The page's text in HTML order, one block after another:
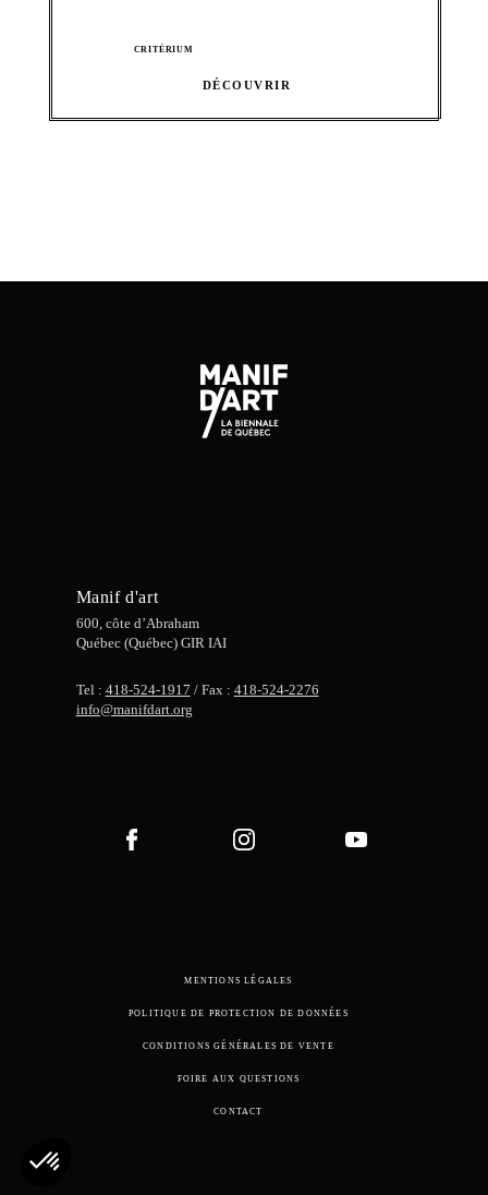
CRITÉRIUM
DÉCOUVRIR
Manif d'art
600, côte d’Abraham
Québec (Québec) GIR IAI
Tel : 418-524-1917 / Fax : 418-524-2276
info@manifdart.org
MENTIONS LÉGALES
POLITIQUE DE PROTECTION DE DONNÉES
CONDITIONS GÉNÉRALES DE VENTE
FOIRE AUX QUESTIONS
CONTACT